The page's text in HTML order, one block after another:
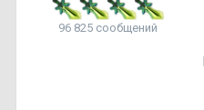
96 825 сообщений